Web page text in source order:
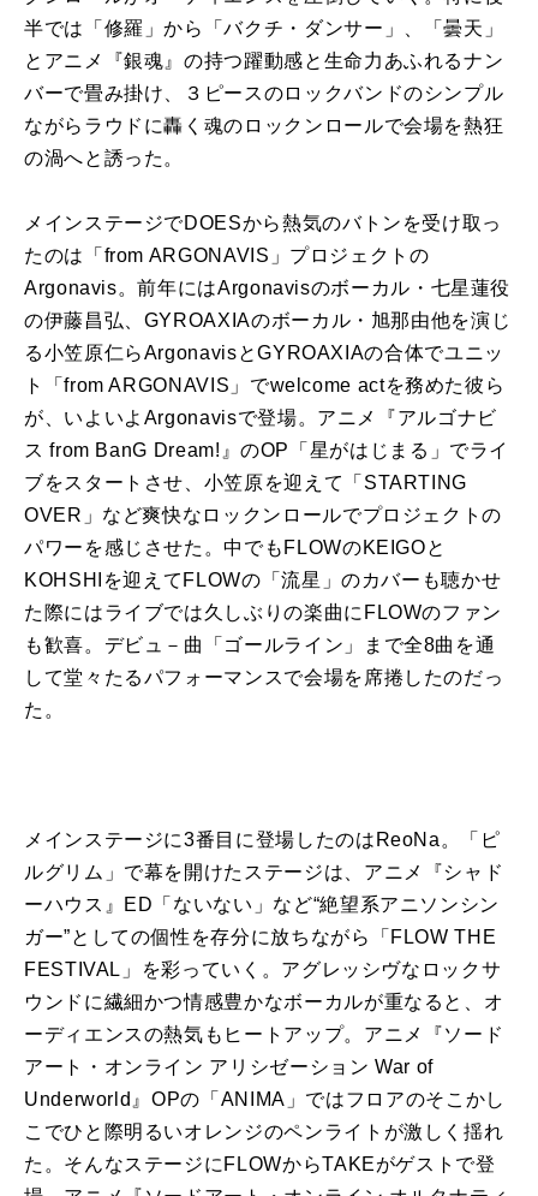
半では「修羅」から「バクチ・ダンサー」、「曇天」
とアニメ『銀魂』の持つ躍動感と生命力あふれるナン
バーで畳み掛け、３ピースのロックバンドのシンプル
ながらラウドに轟く魂のロックンロールで会場を熱狂
の渦へと誘った。
メインステージでDOESから熱気のバトンを受け取っ
たのは「from ARGONAVIS」プロジェクトの
Argonavis。前年にはArgonavisのボーカル・七星蓮役
の伊藤昌弘、GYROAXIAのボーカル・旭那由他を演じ
る小笠原仁らArgonavisとGYROAXIAの合体でユニッ
ト「from ARGONAVIS」でwelcome actを務めた彼ら
が、いよいよArgonavisで登場。アニメ『アルゴナビ
ス from BanG Dream!』のOP「星がはじまる」でライ
ブをスタートさせ、小笠原を迎えて「STARTING
OVER」など爽快なロックンロールでプロジェクトの
パワーを感じさせた。中でもFLOWのKEIGOと
KOHSHIを迎えてFLOWの「流星」のカバーも聴かせ
た際にはライブでは久しぶりの楽曲にFLOWのファン
も歓喜。デビュ－曲「ゴールライン」まで全8曲を通
して堂々たるパフォーマンスで会場を席捲したのだっ
た。
メインステージに3番目に登場したのはReoNa。「ピ
ルグリム」で幕を開けたステージは、アニメ『シャド
ーハウス』ED「ないない」など“絶望系アニソンシン
ガー”としての個性を存分に放ちながら「FLOW THE
FESTIVAL」を彩っていく。アグレッシヴなロックサ
ウンドに繊細かつ情感豊かなボーカルが重なると、オ
ーディエンスの熱気もヒートアップ。アニメ『ソード
アート・オンライン アリシゼーション War of
Underworld』OPの「ANIMA」ではフロアのそこかし
こでひと際明るいオレンジのペンライトが激しく揺れ
た。そんなステージにFLOWからTAKEがゲストで登